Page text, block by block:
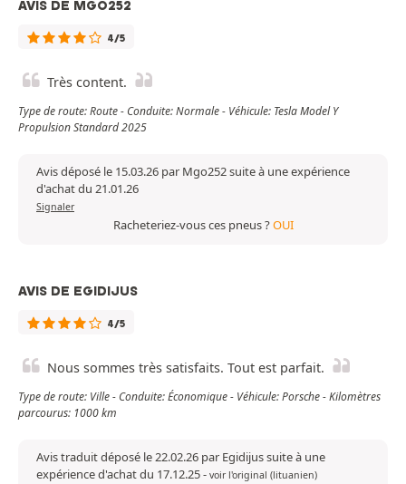
AVIS DE MGO252
4/5
Très content.
Type de route: Route - Conduite: Normale - Véhicule: Tesla Model Y
Propulsion Standard 2025
Avis déposé le 15.03.26 par Mgo252 suite à une expérience
d'achat du 21.01.26
Signaler
Racheteriez-vous ces pneus ?OUI
AVIS DE EGIDIJUS
4/5
Nous sommes très satisfaits. Tout est parfait.
Type de route: Ville - Conduite: Économique - Véhicule: Porsche - Kilomètres
parcourus: 1000 km
Avis traduit déposé le 22.02.26 par Egidijus suite à une
expérience d'achat du 17.12.25- voir l'original (lituanien)